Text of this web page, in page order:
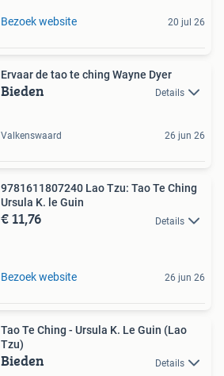
Bezoek website 20 jul 26
Ervaar de tao te ching Wayne Dyer
Bieden Details
Valkenswaard 26 jun 26
9781611807240 Lao Tzu: Tao Te Ching
Ursula K. le Guin
€ 11,76 Details
Bezoek website 26 jun 26
Tao Te Ching - Ursula K. Le Guin (Lao
Tzu)
Bieden Details